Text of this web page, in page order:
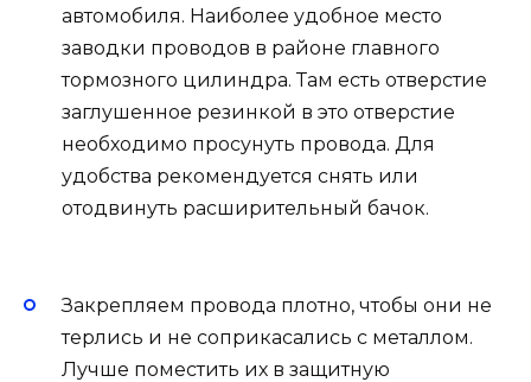
автомобиля. Наиболее удобное место
заводки проводов в районе главного
тормозного цилиндра. Там есть отверстие
заглушенное резинкой в это отверстие
необходимо просунуть провода. Для
удобства рекомендуется снять или
отодвинуть расширительный бачок.
Закрепляем провода плотно, чтобы они не
терлись и не соприкасались с металлом.
Лучше поместить их в защитную